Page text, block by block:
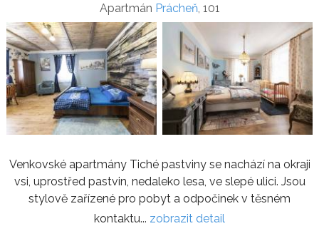
Apartmán Prácheň, 101
Venkovské apartmány Tiché pastviny se nachází na okraji
vsi, uprostřed pastvin, nedaleko lesa, ve slepé ulici. Jsou
stylově zařízené pro pobyt a odpočinek v těsném
kontaktu... zobrazit detail